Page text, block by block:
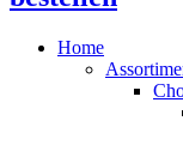
Home